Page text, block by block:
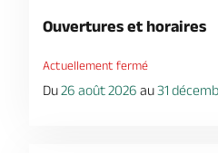
Ouvertures et horaires
Actuellement fermé
Du26 août 2026 au31